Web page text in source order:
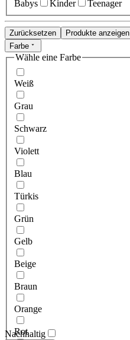
Babys Kinder Teenager
Zurücksetzen
Produkte anzeigen
Farbe
Wähle eine Farbe
Weiß
Grau
Schwarz
Violett
Blau
Türkis
Grün
Gelb
Beige
Braun
Orange
Rot
Nachhaltig